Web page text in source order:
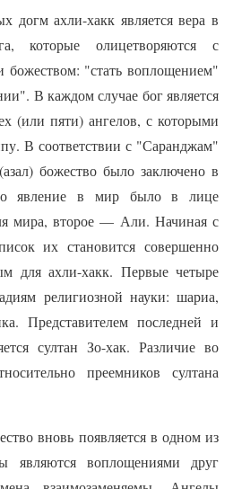
догм ахли-хакк является вера в
которые олицетворяются с
божеством: "стать воплощением"
В каждом случае бог является
(или пяти) ангелов, с которыми
В соответствии с "Саранджам"
божество было заключено в
явление в мир было в лице
мира, второе — Али. Начиная с
их становится совершенно
для ахли-хакк. Первые четыре
религиозной науки: шариа,
Представителем последней и
султан Зо-хак. Различие во
преемников султа­на
вновь появляется в одном из
являются воплощениями друг